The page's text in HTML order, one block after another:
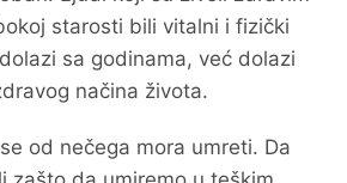
starosti bili vitalni i fizički
sa godinama, već dolazi
načina života.
od nečega mora umreti. Da